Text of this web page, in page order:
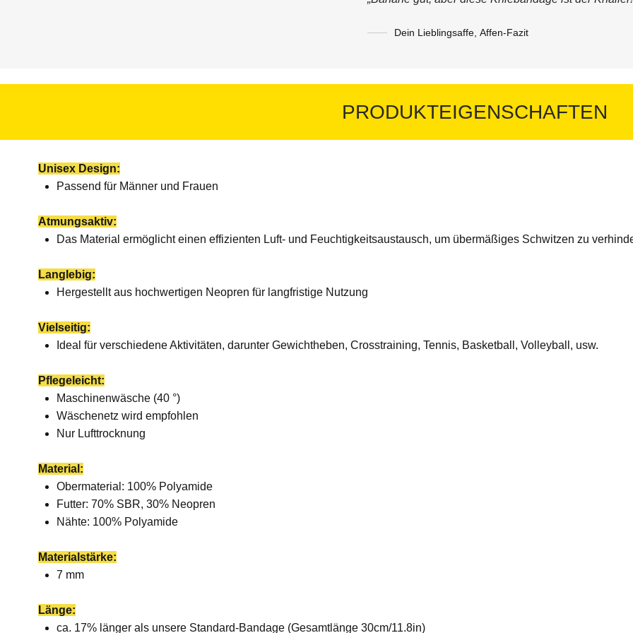
Dein Lieblingsaffe ,Affen-Fazit
PRODUKTEIGENSCHAFTEN
Unisex Design:
Passend für Männer und Frauen
Atmungsaktiv:
Das Material ermöglicht einen effizienten Luft- und Feuchtigkeitsaustausch, um übermäßiges Schwitzen zu
Langlebig:
Hergestellt aus hochwertigen Neopren für langfristige Nutzung
Vielseitig:
Ideal für verschiedene Aktivitäten, darunter Gewichtheben, Crosstraining, Tennis, Basketball, Volleyball, usw.
Pflegeleicht:
Maschinenwäsche (40 °)
Wäschenetz wird empfohlen
Nur Lufttrocknung
Material:
Obermaterial: 100% Polyamide
Futter: 70% SBR, 30% Neopren
Nähte: 100% Polyamide
Materialstärke:
7 mm
Länge:
ca. 17% länger als unsere Standard-Bandage (Gesamtlänge 30cm/11.8in)